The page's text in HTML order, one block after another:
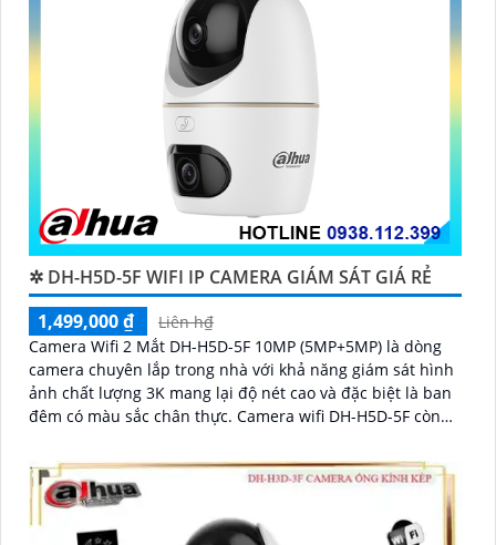
✲ DH-H5D-5F WIFI IP CAMERA GIÁM SÁT GIÁ RẺ
1,499,000 ₫
Liên h₫
Camera Wifi 2 Mắt DH-H5D-5F 10MP (5MP+5MP) là dòng
camera chuyên lắp trong nhà với khả năng giám sát hình
ảnh chất lượng 3K mang lại độ nét cao và đặc biệt là ban
đêm có màu sắc chân thực. Camera wifi DH-H5D-5F còn
người và thú cưng với độ chính xác cao